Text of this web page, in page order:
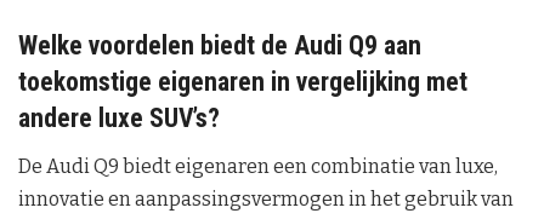
Welke voordelen biedt de Audi Q9 aan
toekomstige eigenaren in vergelijking met
andere luxe SUV’s?
De Audi Q9 biedt eigenaren een combinatie van luxe,
innovatie en aanpassingsvermogen in het gebruik van